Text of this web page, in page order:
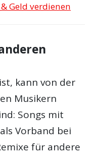
Geld verdienen
kann von der
Musikern
Songs mit
Vorband bei
für andere